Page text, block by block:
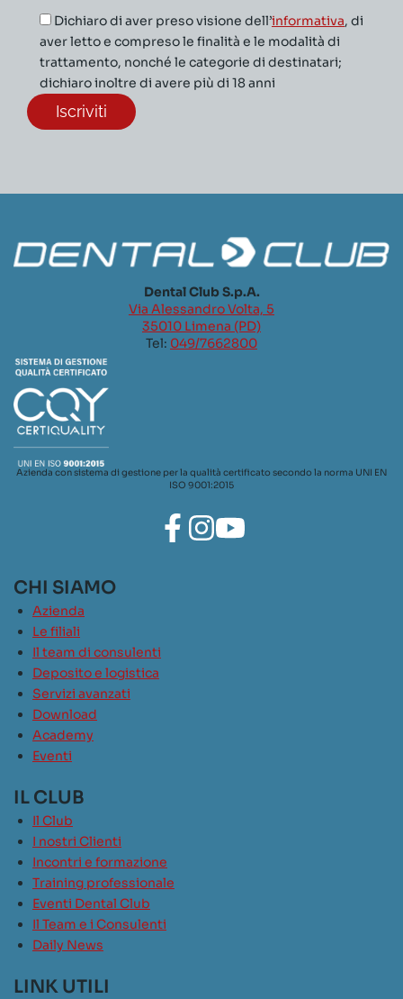
Dichiaro di aver preso visione dell’informativa, di
aver letto e compreso le finalità e le modalità di
trattamento, nonché le categorie di destinatari;
dichiaro inoltre di avere più di 18 anni
Dental Club S.p.A.
Via Alessandro Volta, 5
35010 Limena (PD)
Tel: 049/7662800
Azienda con sistema di gestione per la qualità certificato secondo la norma UNI EN
ISO 9001:2015
CHI SIAMO
Azienda
Le filiali
Il team di consulenti
Deposito e logistica
Servizi avanzati
Download
Academy
Eventi
IL CLUB
Il Club
I nostri Clienti
Incontri e formazione
Training professionale
Eventi Dental Club
Il Team e i Consulenti
Daily News
LINK UTILI